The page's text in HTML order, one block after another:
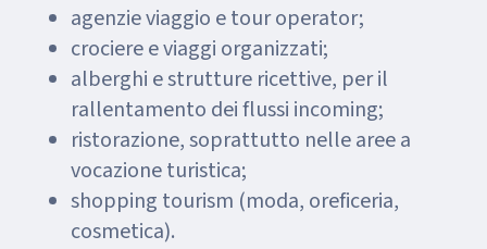
agenzie viaggio e tour operator;
crociere e viaggi organizzati;
alberghi e strutture ricettive, per il
rallentamento dei flussi incoming;
ristorazione, soprattutto nelle aree a
vocazione turistica;
shopping tourism (moda, oreficeria,
cosmetica).